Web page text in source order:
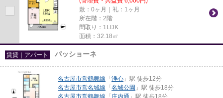
敷：0ヶ月｜礼：1ヶ月
所在階：2階
間取り：1LDK
面積：32.18㎡
賃貸｜アパート パッショーネ
名古屋市営鶴舞線 「 浄心 」駅 徒歩12分
名古屋市営名城線 「 名城公園 」駅 徒歩18分
名古屋市営鶴舞線 「 庄内通 」駅 徒歩18分